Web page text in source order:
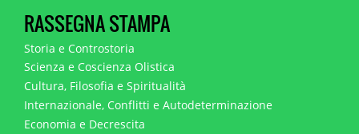
RASSEGNA STAMPA
Storia e Controstoria
Scienza e Coscienza Olistica
Cultura, Filosofia e Spiritualità
Internazionale, Conflitti e Autodeterminazione
Economia e Decrescita